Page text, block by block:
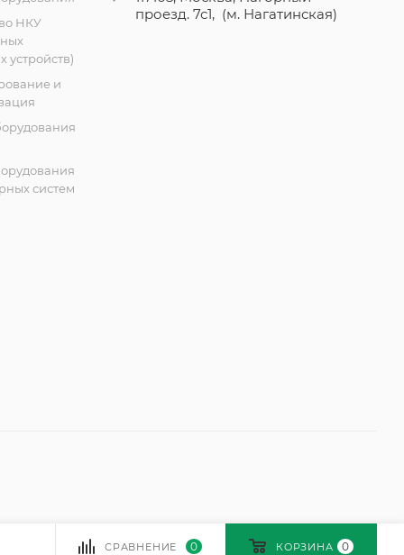
НКУ
устройств)
и
систем
проезд. 7с1, (м. Нагатинская)
СРАВНЕНИЕ 0 КОРЗИНА 0